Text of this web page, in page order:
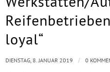
loyal“
DIENSTAG, 8. JANUAR 2019 / 0